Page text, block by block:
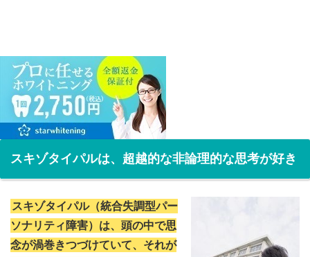
スキゾタイパルは、超越的な非論理的な思考が好き
スキゾタイパル（統合失調型パー
ソナリティ障害）は、頭の中で思
念が渦巻きつづけていて、それが